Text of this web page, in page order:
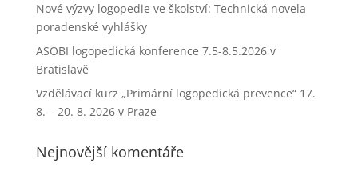
Nové výzvy logopedie ve školství: Technická novela
poradenské vyhlášky
ASOBI logopedická konference 7.5-8.5.2026 v
Bratislavě
Vzdělávací kurz „Primární logopedická prevence“ 17.
8. – 20. 8. 2026 v Praze
Nejnovější komentáře